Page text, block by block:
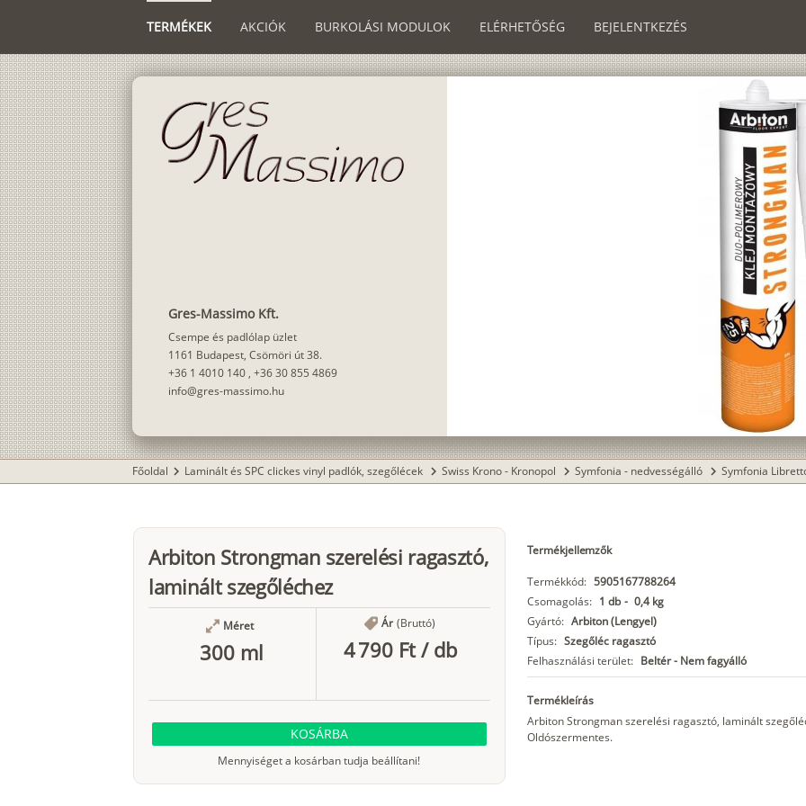
TERMÉKEK AKCIÓK BURKOLÁSI MODULOK ELÉRHETŐSÉG BEJELENTKEZÉS
Gres-Massimo Kft.
Csempe és padlólap üzlet
1161 Budapest, Csömöri út 38.
+36 1 4010 140 , +36 30 855 4869
info@gres-massimo.hu
Főoldal chevron_right Laminált és SPC clickes vinyl padlók, szegőlécek chevron_right Swiss Krono - Kronopol chevron_right Symfonia - nedvességálló chevron_right Symfonia
Arbiton Strongman szerelési ragasztó,
laminált szegőléchez
Méret
300 ml
Ár (Bruttó)
4 790 Ft/ db
KOSÁRBA
Mennyiséget a kosárban tudja beállítani!
Termékjellemzők
Termékkód: 5905167788264
Csomagolás: 1 db - 0,4 kg
Gyártó: Arbiton (Lengyel)
Típus: Szegőléc ragasztó
Felhasználási terület: Beltér - Nem fagyálló
Termékleírás
Arbiton Strongman szerelési ragasztó, laminált
Oldószermentes.